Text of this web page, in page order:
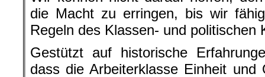
die Macht zu erringen, bis wir
Regeln des Klassen- und politischen
Gestützt auf historische
dass die Arbeiterklasse Einheit und